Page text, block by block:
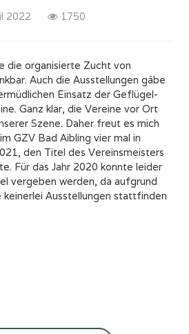
2022 1750
die organisierte Zucht von
Auch die Ausstellungen gäbe
Einsatz der Geflügel-
Ganz klar, die Vereine vor Ort
Szene. Daher freut es mich
GZV Bad Aibling vier mal in
den Titel des Vereinsmeisters
Für das Jahr 2020 konnte leider
vergeben werden, da aufgrund
keinerlei Ausstellungen stattfinden